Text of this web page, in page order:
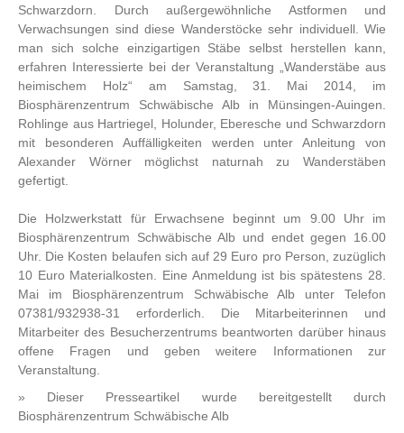
Schwarzdorn. Durch außergewöhnliche Astformen und
Verwachsungen sind diese Wanderstöcke sehr individuell. Wie
man sich solche einzigartigen Stäbe selbst herstellen kann,
erfahren Interessierte bei der Veranstaltung „Wanderstäbe aus
heimischem Holz“ am Samstag, 31. Mai 2014, im
Biosphärenzentrum Schwäbische Alb in Münsingen-Auingen.
Rohlinge aus Hartriegel, Holunder, Eberesche und Schwarzdorn
mit besonderen Auffälligkeiten werden unter Anleitung von
Alexander Wörner möglichst naturnah zu Wanderstäben
gefertigt.
Die Holzwerkstatt für Erwachsene beginnt um 9.00 Uhr im
Biosphärenzentrum Schwäbische Alb und endet gegen 16.00
Uhr. Die Kosten belaufen sich auf 29 Euro pro Person, zuzüglich
10 Euro Materialkosten. Eine Anmeldung ist bis spätestens 28.
Mai im Biosphärenzentrum Schwäbische Alb unter Telefon
07381/932938-31 erforderlich. Die Mitarbeiterinnen und
Mitarbeiter des Besucherzentrums beantworten darüber hinaus
offene Fragen und geben weitere Informationen zur
Veranstaltung.
» Dieser Presseartikel wurde bereitgestellt durch
Biosphärenzentrum Schwäbische Alb